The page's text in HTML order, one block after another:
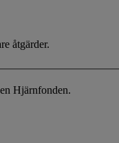
åtgärder.
Hjärnfonden.